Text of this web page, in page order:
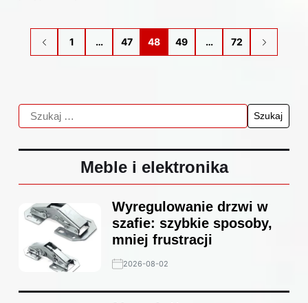
1 … 47 48 49 … 72
Meble i elektronika
Wyregulowanie drzwi w
szafie: szybkie sposoby,
mniej frustracji
2026-08-02